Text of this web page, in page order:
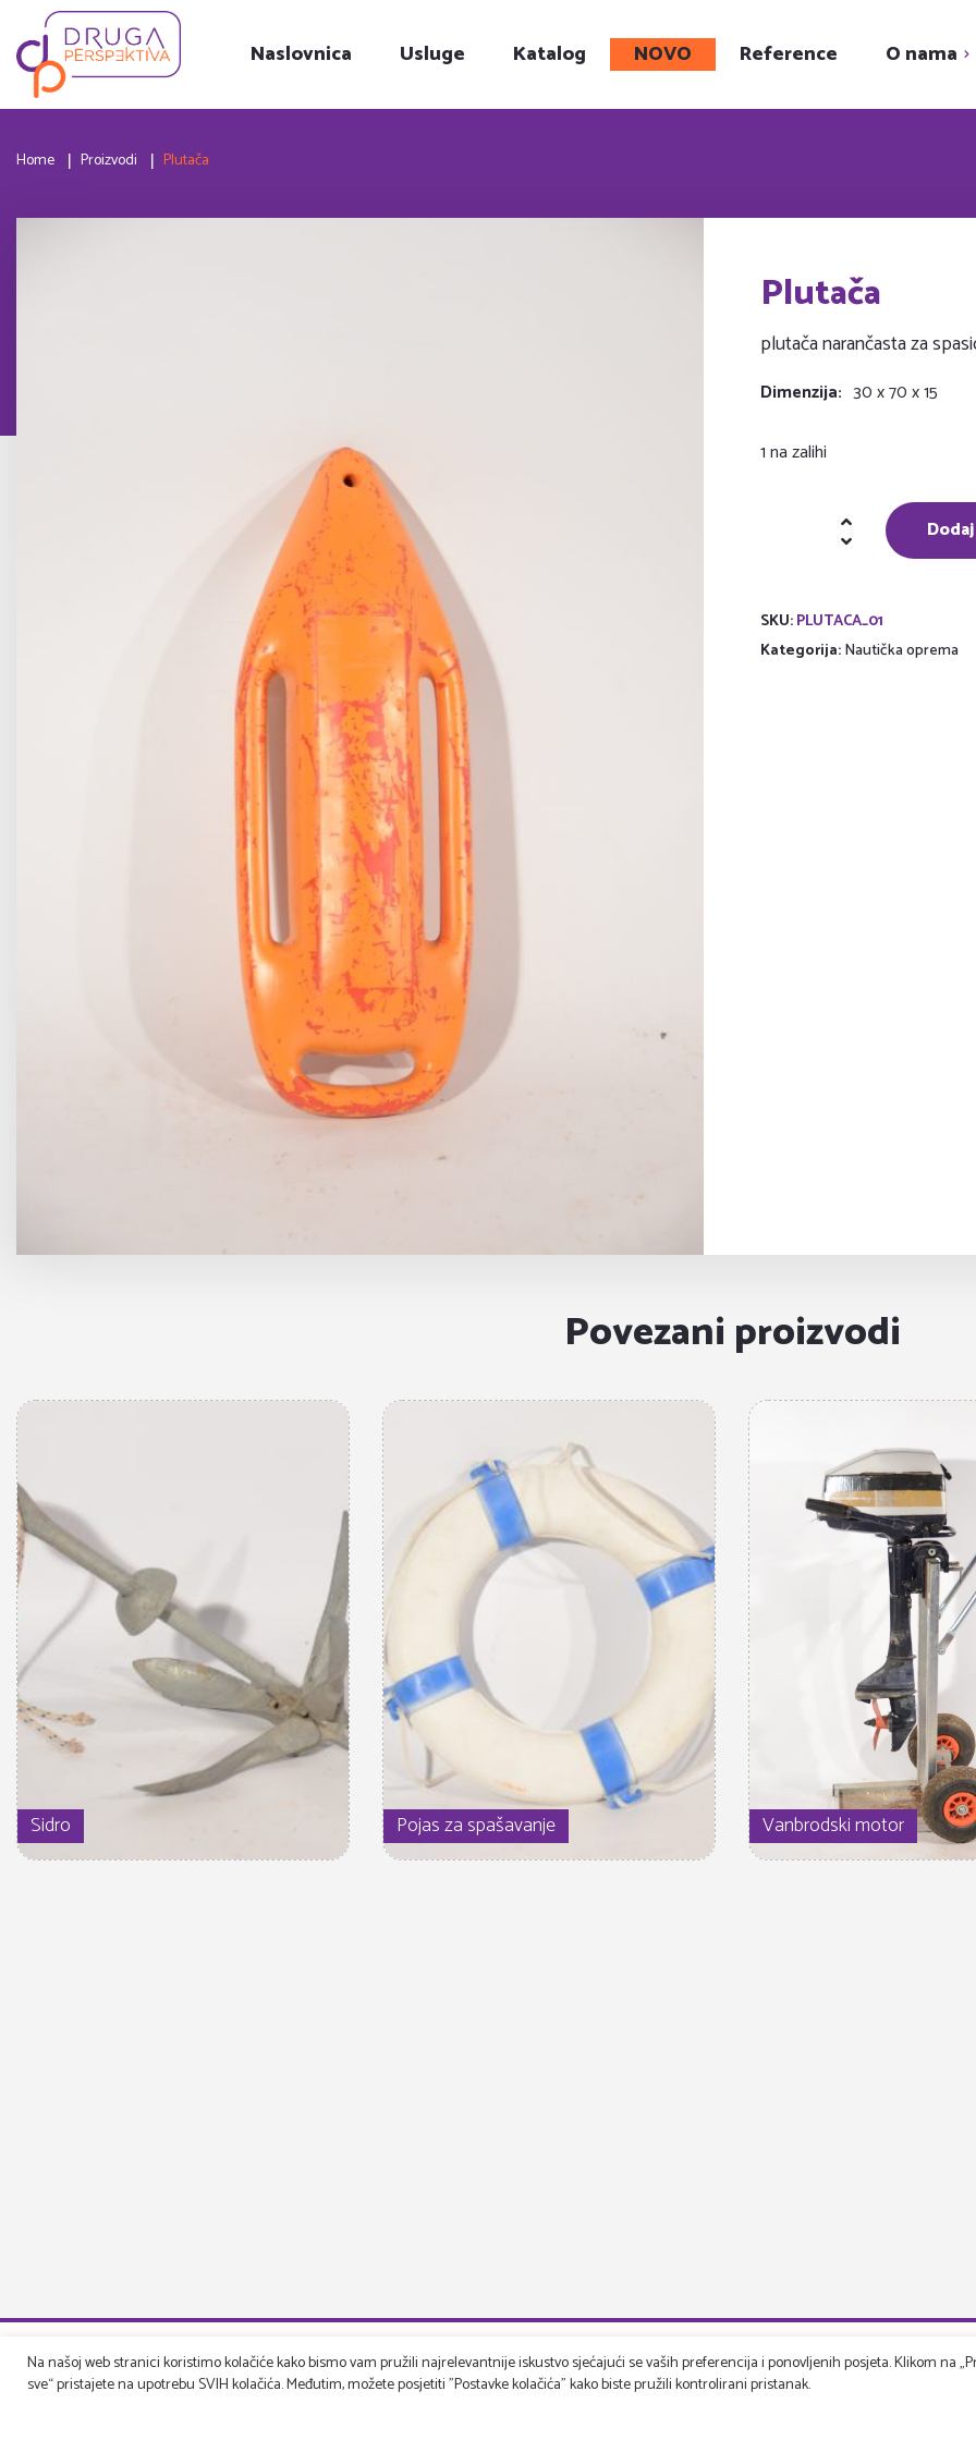
Naslovnica Usluge Katalog NOVO Reference O nama
Društveni
Home Proizvodi Plutača
Plutača
plutača narančasta za
Dimenzija 30 x 70 x 15
1 na zalihi
SKU:PLUTACA_01
Kategorija:Nautička oprema
Povezani proizvodi
Sidro Pojas za spašavanje Vanbrodski motor
Druga perspektiva Korisnička podrška
Na našoj web stranici koristimo kolačiće kako bismo vam pružili najrelevantnije iskustvo sjećajući se vaših preferencija i ponovljenih posjeta. Klikom na
sve“ pristajete na upotrebu SVIH kolačića. Međutim, možete posjetiti "Postavke kolačića" kako biste pružili kontrolirani pristanak.